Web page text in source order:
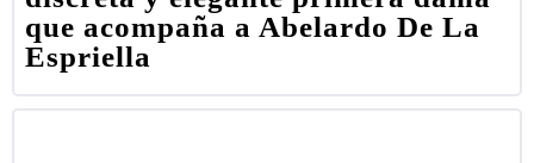
que acompaña a Abelardo De La
Espriella